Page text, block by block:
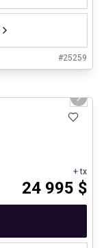
#25259
Next
+ tx
24 995 $